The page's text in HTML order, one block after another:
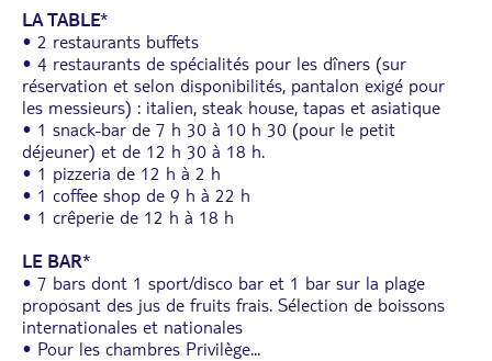
LA TABLE*
• 2 restaurants buffets
• 4 restaurants de spécialités pour les dîners (sur
réservation et selon disponibilités, pantalon exigé pour
les messieurs) : italien, steak house, tapas et asiatique
• 1 snack-bar de 7 h 30 à 10 h 30 (pour le petit
déjeuner) et de 12 h 30 à 18 h.
• 1 pizzeria de 12 h à 2 h
• 1 coffee shop de 9 h à 22 h
• 1 crêperie de 12 h à 18 h
LE BAR*
• 7 bars dont 1 sport/disco bar et 1 bar sur la plage
proposant des jus de fruits frais. Sélection de boissons
internationales et nationales
• Pour les chambres Privilège...